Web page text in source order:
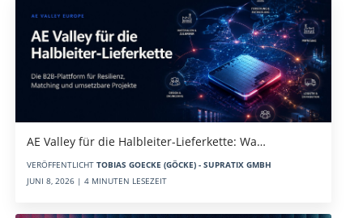
AE Valley für die Halbleiter-Lieferkette: Wa…
VERÖFFENTLICHT TOBIAS GOECKE (GÖCKE) - SUPRATIX GMBH
JUNI 8, 2026 | 4 MINUTEN LESEZEIT